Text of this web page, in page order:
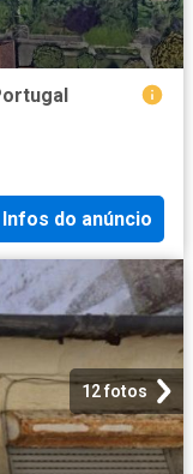
Infos do anúncio
12 fotos